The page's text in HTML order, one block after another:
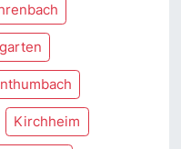
Kirchheim